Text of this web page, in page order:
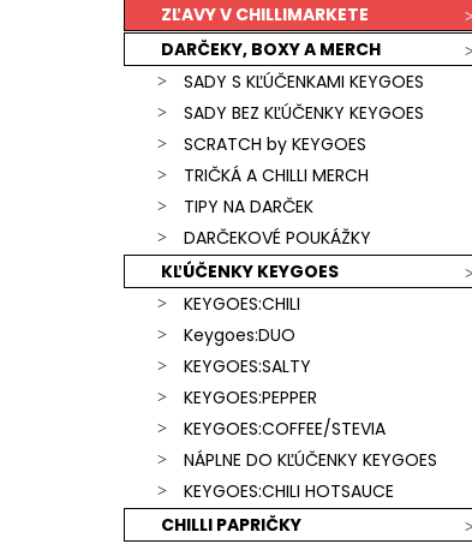
ZĽAVY V CHILLIMARKETE
DARČEKY, BOXY A MERCH
SADY S KĽÚČENKAMI KEYGOES
SADY BEZ KĽÚČENKY KEYGOES
SCRATCH by KEYGOES
TRIČKÁ A CHILLI MERCH
TIPY NA DARČEK
DARČEKOVÉ POUKÁŽKY
KĽÚČENKY KEYGOES
KEYGOES:CHILI
Keygoes:DUO
KEYGOES:SALTY
KEYGOES:PEPPER
KEYGOES:COFFEE/STEVIA
NÁPLNE DO KĽÚČENKY KEYGOES
KEYGOES:CHILI HOTSAUCE
CHILLI PAPRIČKY
KEYGOES:CHILI ULTRA PÁLIVÉ (MORUGA
SCORPION & CAROLINA REAPER)
€15,90